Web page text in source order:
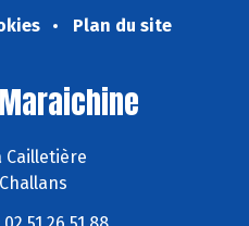
Plan du site
Cailletière